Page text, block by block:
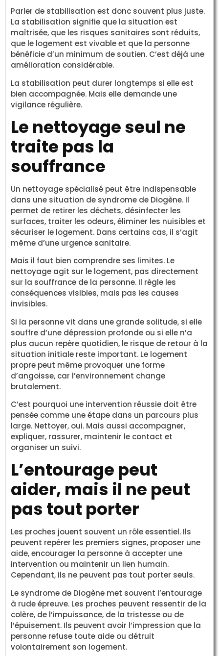
Parler de stabilisation est donc souvent plus juste.
La stabilisation signifie que la situation est
maîtrisée, que les risques sanitaires sont réduits,
que le logement est vivable et que la personne
bénéficie d’un minimum de soutien. C’est déjà une
amélioration considérable.
La stabilisation peut durer longtemps si elle est
bien accompagnée. Mais elle demande une
vigilance régulière.
Le nettoyage seul ne
traite pas la
souffrance
Un nettoyage spécialisé peut être indispensable
dans une situation de syndrome de Diogène. Il
permet de retirer les déchets, désinfecter les
surfaces, traiter les odeurs, éliminer les nuisibles et
sécuriser le logement. Dans certains cas, il s’agit
même d’une urgence sanitaire.
Mais il faut bien comprendre ses limites. Le
nettoyage agit sur le logement, pas directement
sur la souffrance de la personne. Il règle les
conséquences visibles, mais pas les causes
invisibles.
Si la personne vit dans une grande solitude, si elle
souffre d’une dépression profonde ou si elle n’a
plus aucun repère quotidien, le risque de retour à la
situation initiale reste important. Le logement
propre peut même provoquer une forme
d’angoisse, car l’environnement change
brutalement.
C’est pourquoi une intervention réussie doit être
pensée comme une étape dans un parcours plus
large. Nettoyer, oui. Mais aussi accompagner,
expliquer, rassurer, maintenir le contact et
organiser un suivi.
L’entourage peut
aider, mais il ne peut
pas tout porter
Les proches jouent souvent un rôle essentiel. Ils
peuvent repérer les premiers signes, proposer une
aide, encourager la personne à accepter une
intervention ou maintenir un lien humain.
Cependant, ils ne peuvent pas tout porter seuls.
Le syndrome de Diogène met souvent l’entourage
à rude épreuve. Les proches peuvent ressentir de la
colère, de l’impuissance, de la tristesse ou de
l’épuisement. Ils peuvent avoir l’impression que la
personne refuse toute aide ou détruit
volontairement son logement.